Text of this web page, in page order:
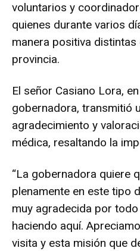
voluntarios y
quienes durante varios
manera positiva
provincia.
El señor Casiano Lora,
gobernadora, transmitió
agradecimiento y
médica, resaltando la
“La gobernadora quiere
plenamente en este tipo
muy agradecida por
haciendo aquí.
visita y esta misión que